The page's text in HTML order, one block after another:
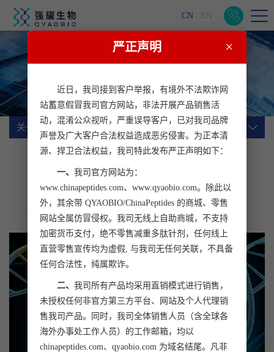
CN EN
关于我们
一站式生物医药科研服务平台
关于我们
公司简介 企业文化
公司动态
行业动态
加入我们
联系我们
严正声明 ×
近日，我司接到客户举报，有境外不法欺诈网
站蓄意假冒我司官方网站，非法开展产品销售活
动，混淆公众视听，严重误导客户，已对我司品牌
声誉及广大客户合法权益造成恶劣侵害。为正本清
源、捍卫合法权益，我司特此发布严正声明如下：
一、 我司官方网站为：
www.chinapeptides.com、www.qyaobio.com。除此以
外，其余带 QYAOBIO/ChinaPeptides 的商城、零售
网站全属仿冒侵权。我司无线上自助商城，不支持
加密货币支付，绝不零售减重多肽针剂，任何线上
直营零售宣传均为虚假, 与我司无任何关联，不具备
任何合法性，纯属欺诈。
二、 我司所有产品均采用直销模式进行销售，
未授权任何非官方第三方平台、网站及个人代理销
售我司产品。同时，我司全体销售人员（含全球各
海外办事处工作人员）的工作邮箱，均以
chinapeptides.com、qyaobio.com 为域名结尾。凡非